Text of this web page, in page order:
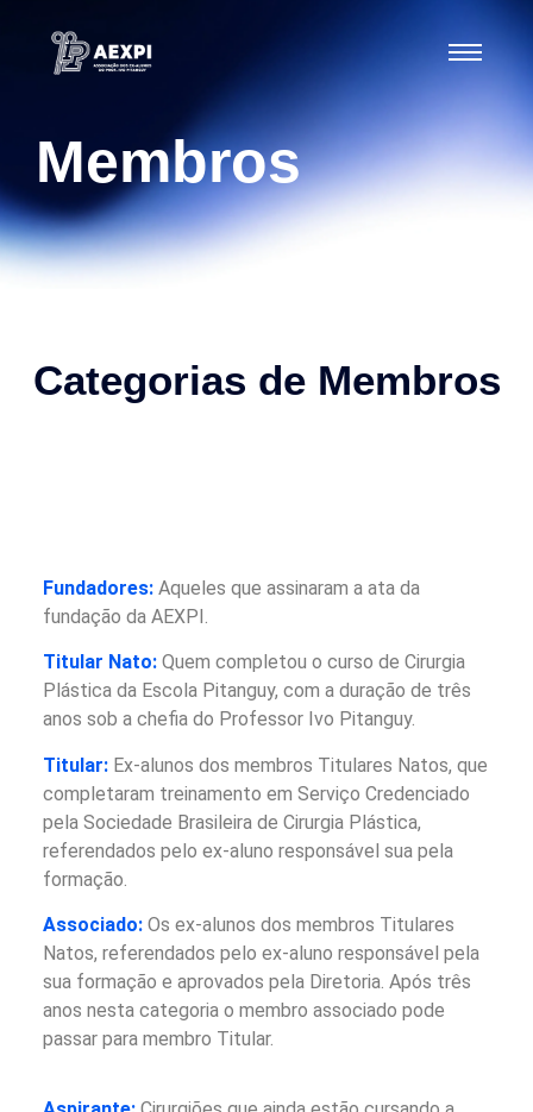
Membros
Categorias de Membros
Fundadores: Aqueles que assinaram a ata da
fundação da AEXPI.
Titular Nato: Quem completou o curso de Cirurgia
Plástica da Escola Pitanguy, com a duração de três
anos sob a chefia do Professor Ivo Pitanguy.
Titular: Ex-alunos dos membros Titulares Natos, que
completaram treinamento em Serviço Credenciado
pela Sociedade Brasileira de Cirurgia Plástica,
referendados pelo ex-aluno responsável sua pela
formação.
Associado: Os ex-alunos dos membros Titulares
Natos, referendados pelo ex-aluno responsável pela
sua formação e aprovados pela Diretoria. Após três
anos nesta categoria o membro associado pode
passar para membro Titular.